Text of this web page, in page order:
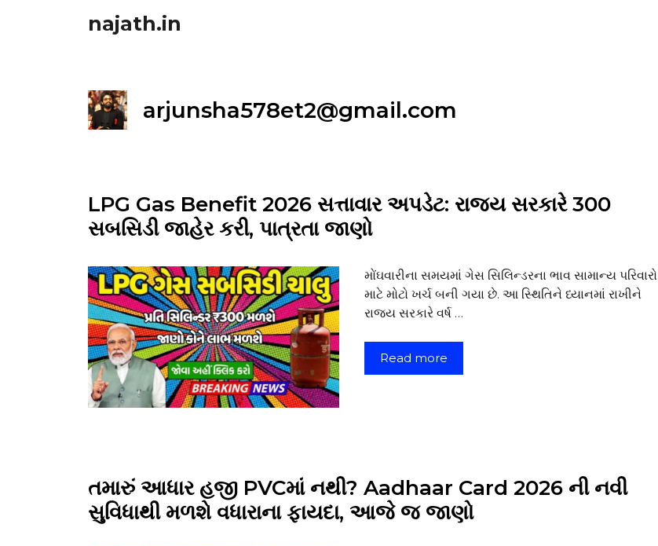
najath.in
arjunsha578et2@gmail.com
LPG Gas Benefit 2026 સત્તાવાર અપડેટ: રાજ્ય સરકારે ₹300
સબસિડી જાહેર કરી, પાત્રતા જાણો
મોંઘવારીના સમયમાં ગેસ સિલિન્ડરના ભાવ સામાન્ય પરિવારો
માટે મોટો ખર્ચ બની ગયા છે. આ સ્થિતિને ધ્યાનમાં રાખીને
રાજ્ય સરકારે વર્ષ …
Read more
તમારું આધાર હજી PVCમાં નથી? Aadhaar Card 2026 ની નવી
સુવિધાથી મળશે વધારાના ફાયદા, આજે જ જાણો